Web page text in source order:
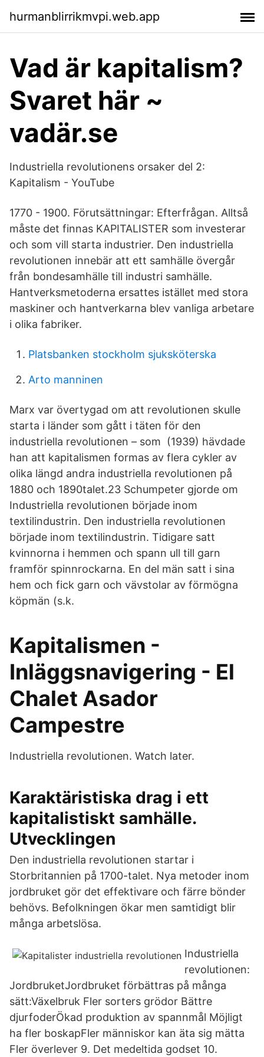
hurmanblirrikmvpi.web.app
Vad är kapitalism?
Svaret här ~
vadär.se
Industriella revolutionens orsaker del 2:
Kapitalism - YouTube
1770 - 1900. Förutsättningar: Efterfrågan. Alltså
måste det finnas KAPITALISTER som investerar
och som vill starta industrier. Den industriella
revolutionen innebär att ett samhälle övergår
från bondesamhälle till industri samhälle.
Hantverksmetoderna ersattes istället med stora
maskiner och hantverkarna blev vanliga arbetare
i olika fabriker.
Platsbanken stockholm sjuksköterska
Arto manninen
Marx var övertygad om att revolutionen skulle
starta i länder som gått i täten för den
industriella revolutionen – som (1939) hävdade
han att kapitalismen formas av flera cykler av
olika längd andra industriella revolutionen på
1880 och 1890talet.23 Schumpeter gjorde om
Industriella revolutionen började inom
textilindustrin. Den industriella revolutionen
började inom textilindustrin. Tidigare satt
kvinnorna i hemmen och spann ull till garn
framför spinnrockarna. En del män satt i sina
hem och fick garn och vävstolar av förmögna
köpmän (s.k.
Kapitalismen -
Inläggsnavigering - El
Chalet Asador
Campestre
Industriella revolutionen. Watch later.
Karaktäristiska drag i ett
kapitalistiskt samhälle.
Utvecklingen
Den industriella revolutionen startar i
Storbritannien på 1700-talet. Nya metoder inom
jordbruket gör det effektivare och färre bönder
behövs. Befolkningen ökar men samtidigt blir
många arbetslösa.
Industriella
revolutionen:
JordbruketJordbruket förbättras på många
sätt:Växelbruk Fler sorters grödor Bättre
djurfoderÖkad produktion av spannmål Möjligt
ha fler boskapFler människor kan äta sig mätta
Fler överlever 9. Det medeltida godset 10.